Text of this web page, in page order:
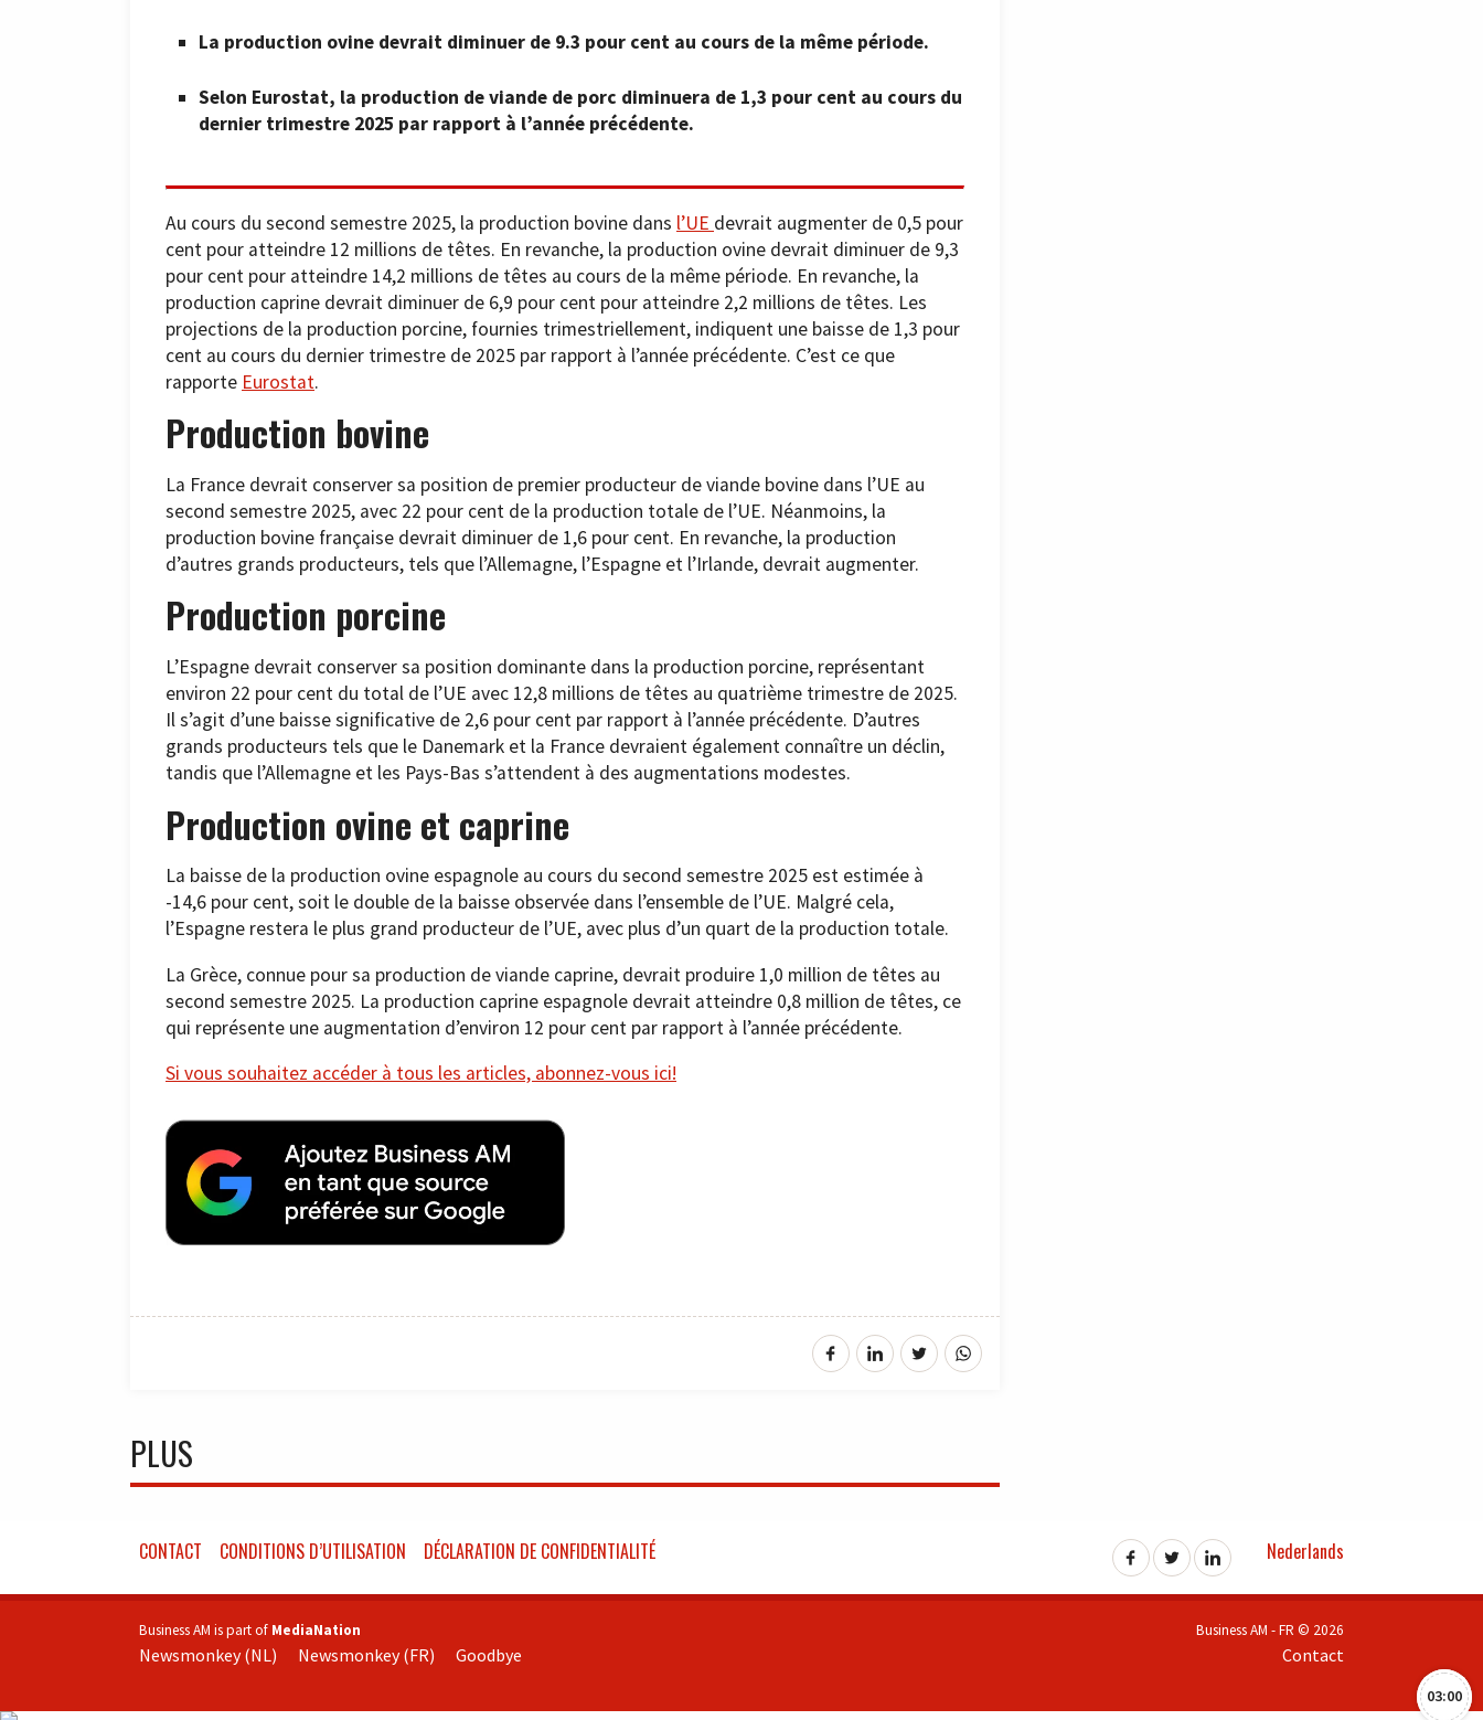
La production ovine devrait diminuer de 9.3 pour cent au cours de la même période.
Selon Eurostat, la production de viande de porc diminuera de 1,3 pour cent au cours du
dernier trimestre 2025 par rapport à l’année précédente.
Au cours du second semestre 2025, la production bovine dans l’UE devrait augmenter de 0,5 pour
cent pour atteindre 12 millions de têtes. En revanche, la production ovine devrait diminuer de 9,3
pour cent pour atteindre 14,2 millions de têtes au cours de la même période. En revanche, la
production caprine devrait diminuer de 6,9 pour cent pour atteindre 2,2 millions de têtes. Les
projections de la production porcine, fournies trimestriellement, indiquent une baisse de 1,3 pour
cent au cours du dernier trimestre de 2025 par rapport à l’année précédente. C’est ce que
rapporte Eurostat.
Production bovine
La France devrait conserver sa position de premier producteur de viande bovine dans l’UE au
second semestre 2025, avec 22 pour cent de la production totale de l’UE. Néanmoins, la
production bovine française devrait diminuer de 1,6 pour cent. En revanche, la production
d’autres grands producteurs, tels que l’Allemagne, l’Espagne et l’Irlande, devrait augmenter.
Production porcine
L’Espagne devrait conserver sa position dominante dans la production porcine, représentant
environ 22 pour cent du total de l’UE avec 12,8 millions de têtes au quatrième trimestre de 2025.
Il s’agit d’une baisse significative de 2,6 pour cent par rapport à l’année précédente. D’autres
grands producteurs tels que le Danemark et la France devraient également connaître un déclin,
tandis que l’Allemagne et les Pays-Bas s’attendent à des augmentations modestes.
Production ovine et caprine
La baisse de la production ovine espagnole au cours du second semestre 2025 est estimée à
-14,6 pour cent, soit le double de la baisse observée dans l’ensemble de l’UE. Malgré cela,
l’Espagne restera le plus grand producteur de l’UE, avec plus d’un quart de la production totale.
La Grèce, connue pour sa production de viande caprine, devrait produire 1,0 million de têtes au
second semestre 2025. La production caprine espagnole devrait atteindre 0,8 million de têtes, ce
qui représente une augmentation d’environ 12 pour cent par rapport à l’année précédente.
Si vous souhaitez accéder à tous les articles, abonnez-vous ici!
PLUS
03:00
CONTACT CONDITIONS D’UTILISATION DÉCLARATION DE CONFIDENTIALITÉ Nederlands
Business AM is part of MediaNation
Newsmonkey (NL) Newsmonkey (FR) Goodbye
Business AM - FR © 2026
Contact